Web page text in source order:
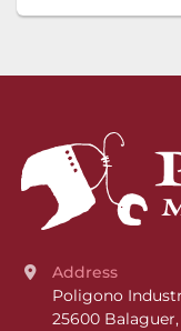
Address
Poligono
25600